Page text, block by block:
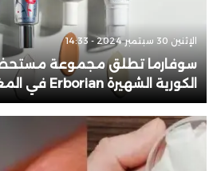
الإثنين 30 سبتمبر 2024 - 14:33
سوفارما تطلق مجموعة
الكورية الشهيرة Erborian في المغرب